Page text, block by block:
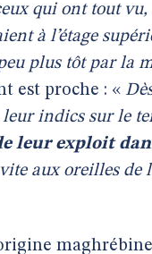
qui ont tout vu,
à l’étage
plus tôt par la
est proche : «
leur indics sur le
leur exploit
aux oreilles de